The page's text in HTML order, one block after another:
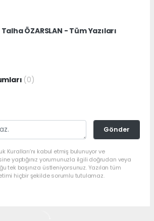
Talha ÖZARSLAN - Tüm Yazıları
(0)
Gönder
Kuralları’nı kabul etmiş bulunuyor ve
yaptığınız yorumunuzla ilgili doğrudan veya
tek başınıza üstleniyorsunuz. Yazılan tüm
hiçbir şekilde sorumlu tutulamaz.